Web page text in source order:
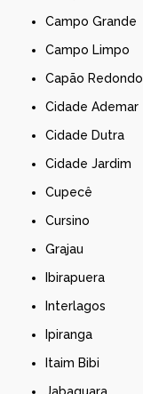
Campo Grande
Campo Limpo
Capão Redondo
Cidade Ademar
Cidade Dutra
Cidade Jardim
Cupecê
Cursino
Grajau
Ibirapuera
Interlagos
Ipiranga
Itaim Bibi
Jabaquara